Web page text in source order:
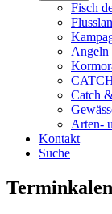
Fisch
Angeln
Catch
Arten-
Kontakt
Suche